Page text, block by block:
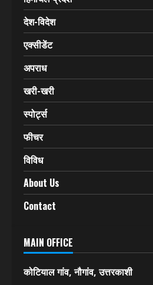
देश-विदेश
एक्सीडेंट
अपराध
खरी-खरी
स्पोर्ट्स
फीचर
विविध
About Us
Contact
MAIN OFFICE
कोटियाल गांव, नौगांव, उत्तरकाशी